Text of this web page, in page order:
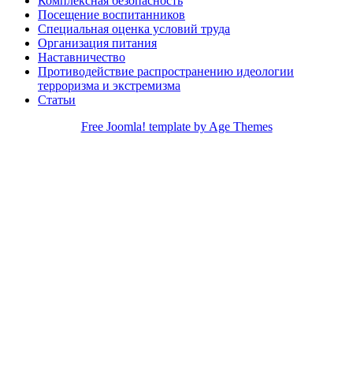
Посещение воспитанников
Специальная оценка условий труда
Организация питания
Наставничество
Противодействие распространению идеологии
терроризма и экстремизма
Статьи
Free Joomla! template by Age Themes